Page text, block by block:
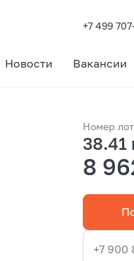
+7 499
Новости Вакансии
Номер
38.41
8
+7 900